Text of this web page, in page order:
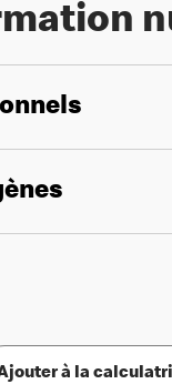
à la